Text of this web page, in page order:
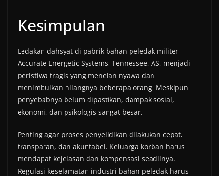
Kesimpulan
Ledakan dahsyat di pabrik bahan peledak militer
Accurate Energetic Systems, Tennessee, AS, menjadi
peristiwa tragis yang menelan nyawa dan
menimbulkan hilangnya beberapa orang. Meskipun
penyebabnya belum dipastikan, dampak sosial,
ekonomi, dan psikologis sangat besar.
Penting agar proses penyelidikan dilakukan cepat,
transparan, dan akuntabel. Keluarga korban harus
mendapat kejelasan dan kompensasi seadilnya.
Regulasi keselamatan industri bahan peledak harus